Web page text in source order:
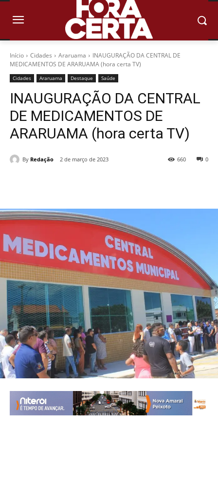
Início Cidades Araruama
INAUGURAÇÃO DA CENTRAL DE
MEDICAMENTOS DE ARARUAMA (hora certa TV)
Cidades Araruama Destaque Saúde
INAUGURAÇÃO DA CENTRAL
DE MEDICAMENTOS DE
ARARUAMA (hora certa TV)
By Redação 2 de março de 2023 0
660